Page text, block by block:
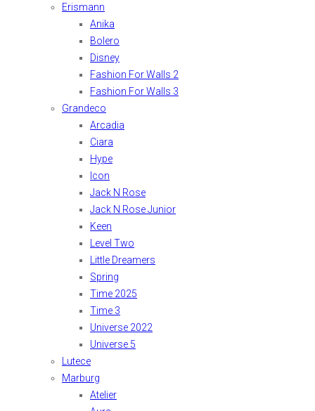
Erismann
Anika
Bolero
Disney
Fashion For Walls 2
Fashion For Walls 3
Grandeco
Arcadia
Ciara
Hype
Icon
Jack N Rose
Jack N Rose Junior
Keen
Level Two
Little Dreamers
Spring
Time 2025
Time 3
Universe 2022
Universe 5
Lutece
Marburg
Atelier